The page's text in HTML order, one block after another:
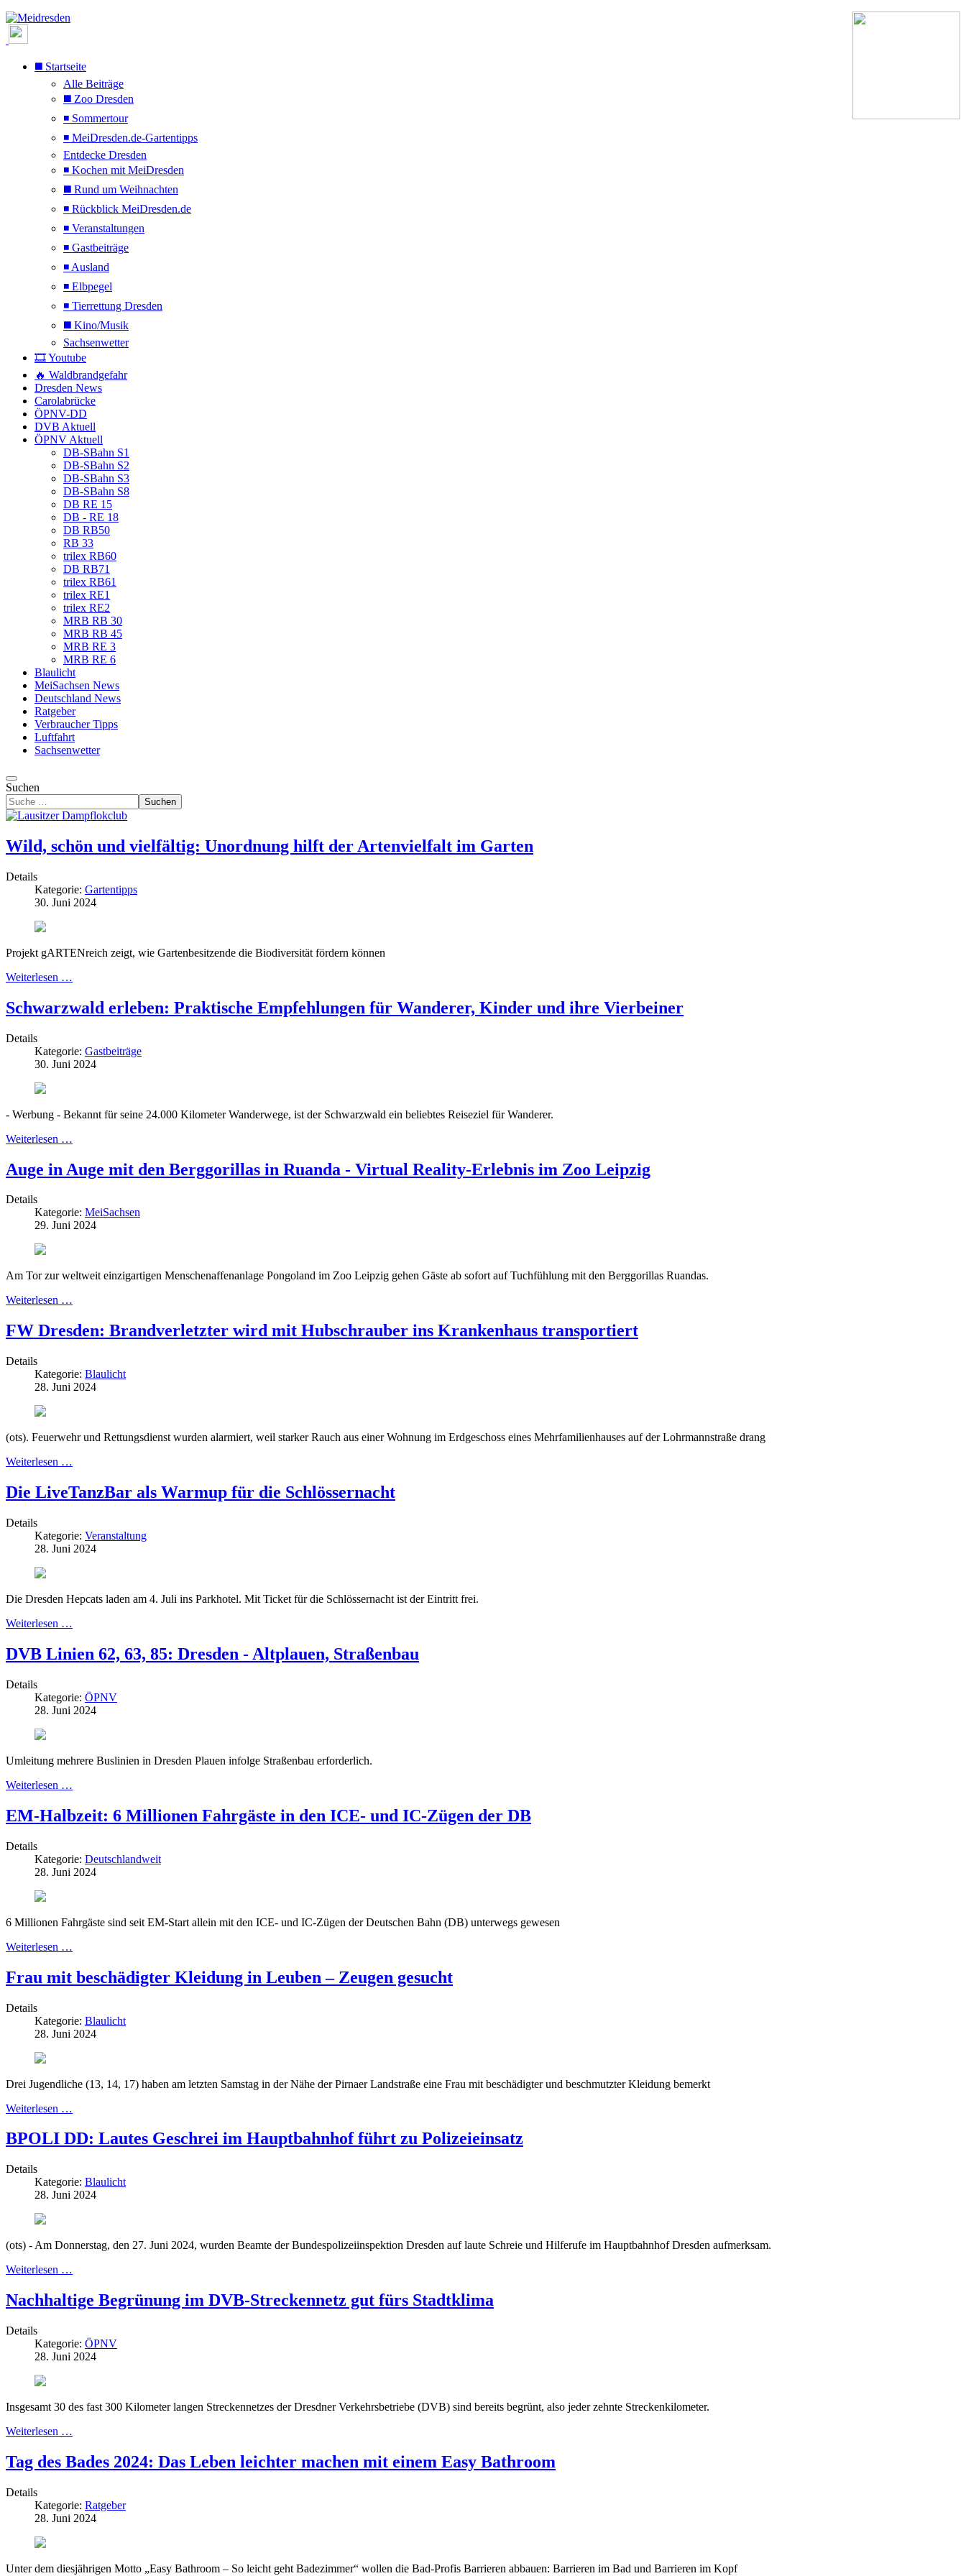
◼️ Startseite
Alle Beiträge
◼️ Zoo Dresden
◾ Sommertour
◾ MeiDresden.de-Gartentipps
Entdecke Dresden
◾ Kochen mit MeiDresden
◼️ Rund um Weihnachten
◾ Rückblick MeiDresden.de
◾ Veranstaltungen
◾ Gastbeiträge
◾ Ausland
◾ Elbpegel
◾ Tierrettung Dresden
◼️ Kino/Musik
Sachsenwetter
🎞️ Youtube
🔥 Waldbrandgefahr
Dresden News
Carolabrücke
ÖPNV-DD
DVB Aktuell
ÖPNV Aktuell
DB-SBahn S1
DB-SBahn S2
DB-SBahn S3
DB-SBahn S8
DB RE 15
DB - RE 18
DB RB50
RB 33
trilex RB60
DB RB71
trilex RB61
trilex RE1
trilex RE2
MRB RB 30
MRB RB 45
MRB RE 3
MRB RE 6
Blaulicht
MeiSachsen News
Deutschland News
Ratgeber
Verbraucher Tipps
Luftfahrt
Sachsenwetter
Suchen
Suchen
Wild, schön und vielfältig: Unordnung hilft der Artenvielfalt im Garten
Details
Kategorie: Gartentipps
30. Juni 2024
Projekt gARTENreich zeigt, wie Gartenbesitzende die Biodiversität fördern können
Weiterlesen …
Schwarzwald erleben: Praktische Empfehlungen für Wanderer, Kinder und ihre Vierbeiner
Details
Kategorie: Gastbeiträge
30. Juni 2024
- Werbung - Bekannt für seine 24.000 Kilometer Wanderwege, ist der Schwarzwald ein beliebtes Reiseziel für Wanderer.
Weiterlesen …
Auge in Auge mit den Berggorillas in Ruanda - Virtual Reality-Erlebnis im Zoo Leipzig
Details
Kategorie: MeiSachsen
29. Juni 2024
Am Tor zur weltweit einzigartigen Menschenaffenanlage Pongoland im Zoo Leipzig gehen Gäste ab sofort auf Tuchfühlung mit den Berggorillas Ruandas.
Weiterlesen …
FW Dresden: Brandverletzter wird mit Hubschrauber ins Krankenhaus transportiert
Details
Kategorie: Blaulicht
28. Juni 2024
(ots). Feuerwehr und Rettungsdienst wurden alarmiert, weil starker Rauch aus einer Wohnung im Erdgeschoss eines Mehrfamilienhauses auf der Lohrmannstraße drang
Weiterlesen …
Die LiveTanzBar als Warmup für die Schlössernacht
Details
Kategorie: Veranstaltung
28. Juni 2024
Die Dresden Hepcats laden am 4. Juli ins Parkhotel. Mit Ticket für die Schlössernacht ist der Eintritt frei.
Weiterlesen …
DVB Linien 62, 63, 85: Dresden - Altplauen, Straßenbau
Details
Kategorie: ÖPNV
28. Juni 2024
Umleitung mehrere Buslinien in Dresden Plauen infolge Straßenbau erforderlich.
Weiterlesen …
EM-Halbzeit: 6 Millionen Fahrgäste in den ICE- und IC-Zügen der DB
Details
Kategorie: Deutschlandweit
28. Juni 2024
6 Millionen Fahrgäste sind seit EM-Start allein mit den ICE- und IC-Zügen der Deutschen Bahn (DB) unterwegs gewesen
Weiterlesen …
Frau mit beschädigter Kleidung in Leuben – Zeugen gesucht
Details
Kategorie: Blaulicht
28. Juni 2024
Drei Jugendliche (13, 14, 17) haben am letzten Samstag in der Nähe der Pirnaer Landstraße eine Frau mit beschädigter und beschmutzter Kleidung bemerkt
Weiterlesen …
BPOLI DD: Lautes Geschrei im Hauptbahnhof führt zu Polizeieinsatz
Details
Kategorie: Blaulicht
28. Juni 2024
(ots) - Am Donnerstag, den 27. Juni 2024, wurden Beamte der Bundespolizeiinspektion Dresden auf laute Schreie und Hilferufe im Hauptbahnhof Dresden aufmerksam.
Weiterlesen …
Nachhaltige Begrünung im DVB-Streckennetz gut fürs Stadtklima
Details
Kategorie: ÖPNV
28. Juni 2024
Insgesamt 30 des fast 300 Kilometer langen Streckennetzes der Dresdner Verkehrsbetriebe (DVB) sind bereits begrünt, also jeder zehnte Streckenkilometer.
Weiterlesen …
Tag des Bades 2024: Das Leben leichter machen mit einem Easy Bathroom
Details
Kategorie: Ratgeber
28. Juni 2024
Unter dem diesjährigen Motto „Easy Bathroom – So leicht geht Badezimmer“ wollen die Bad-Profis Barrieren abbauen: Barrieren im Bad und Barrieren im Kopf